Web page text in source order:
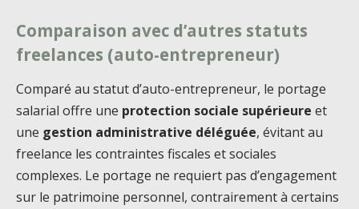
Comparaison avec d’autres statuts
freelances (auto-entrepreneur)
Comparé au statut d’auto-entrepreneur, le portage
salarial offre une protection sociale supérieure et
une gestion administrative déléguée, évitant au
freelance les contraintes fiscales et sociales
complexes. Le portage ne requiert pas d’engagement
sur le patrimoine personnel, contrairement à certains